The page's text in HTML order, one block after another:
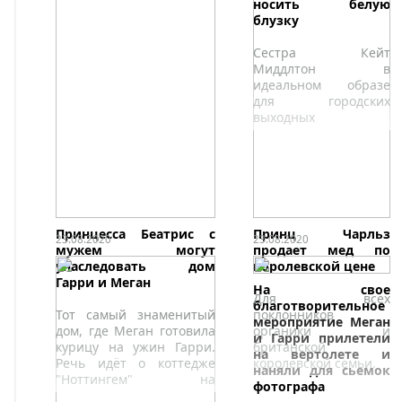
носить белую
блузку
Сестра Кейт
Миддлтон в
идеальном образе
для городских
выходных
Принцесса Беатрис с
мужем могут
унаследовать дом
Гарри и Меган
Тот самый знаменитый
дом, где Меган готовила
курицу на ужин Гарри.
Речь идёт о коттедже
"Ноттингем" на
территории
Принц Чарльз
продает мед по
королевской цене
Для всех
поклонников
органики и
британской
королевской семьи.
23.08.2020 23.08.2020
На свое
благотворительное
мероприятие Меган
и Гарри прилетели
на вертолете и
наняли для сьемок
фотографа